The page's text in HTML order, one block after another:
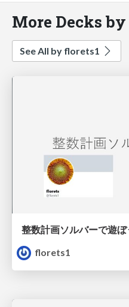
More Decks
See All by florets1
florets1